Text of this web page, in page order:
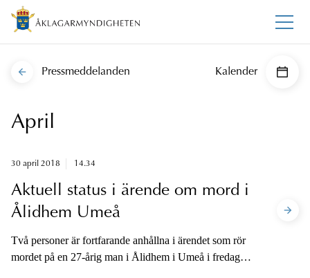
Pressmeddelanden Kalender
April
30 april 2018 14.34
Aktuell status i ärende om mord i
Ålidhem Umeå
Två personer är fortfarande anhållna i ärendet som rör
mordet på en 27-årig man i Ålidhem i Umeå i fredags.